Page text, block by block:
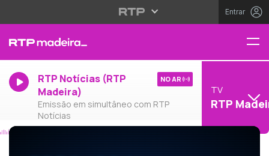
Entrar
RTP Notícias (RTP
Madeira)
Emissão em simultâneo com RTP
Notícias
NO AR
TV
RTP